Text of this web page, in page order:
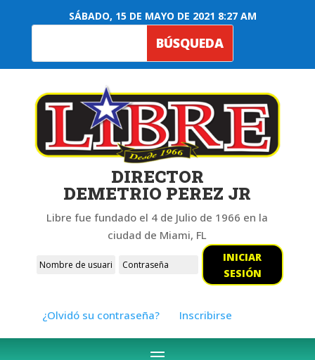
SÁBADO, 15 DE MAYO DE 2021 8:27 AM
DIRECTOR
DEMETRIO PEREZ JR
Libre fue fundado el 4 de Julio de 1966 en la
ciudad de Miami, FL
INICIAR
SESIÓN
¿Olvidó su contraseña? Inscribirse